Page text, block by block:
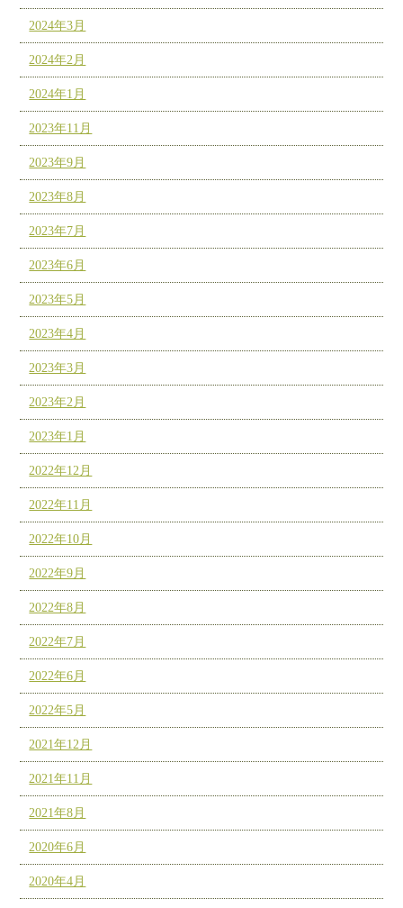
2024年3月
2024年2月
2024年1月
2023年11月
2023年9月
2023年8月
2023年7月
2023年6月
2023年5月
2023年4月
2023年3月
2023年2月
2023年1月
2022年12月
2022年11月
2022年10月
2022年9月
2022年8月
2022年7月
2022年6月
2022年5月
2021年12月
2021年11月
2021年8月
2020年6月
2020年4月